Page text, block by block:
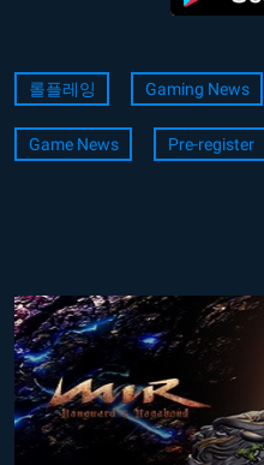
롤플레잉 Gaming News
Game News Pre-register